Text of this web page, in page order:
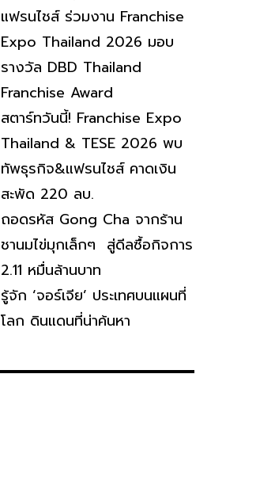
แฟรนไชส์ ร่วมงาน Franchise
Expo Thailand 2026 มอบ
รางวัล DBD Thailand
Franchise Award
สตาร์ทวันนี้! Franchise Expo
Thailand & TESE 2026 พบ
ทัพธุรกิจ&แฟรนไชส์ คาดเงิน
สะพัด 220 ลบ.
ถอดรหัส Gong Cha จากร้าน
ชานมไข่มุกเล็กๆ สู่ดีลซื้อกิจการ
2.11 หมื่นล้านบาท
รู้จัก ‘จอร์เจีย’ ประเทศบนแผนที่
โลก ดินแดนที่น่าค้นหา